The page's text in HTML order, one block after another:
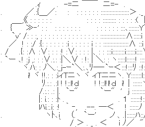
.ｨ . -=ニ ￣￣ ニ=- .
. ／.:{＿／: : : : : : : : :::::::::::::::::::＞ ._
＿_,《 : : : : : : : : : : ::::::::: : : : : :(
. { ≫‐' : : : : : : : : : : : : : : : :::､
`v' /: : :, : : : : : : : : : : : : : : :
／ ! : :/ :{: : : : : : :i : : : : : i : :
. / .{: :∧ :∨: : : :! :∨: : : : |、: :
. `ー ､! :j ,: : :∨.:.: :|＼∨ : !: | ＼: : ヽ
ヾ.ﾊ: : ﾉ＼.:_j-ｰ`＼:.､ﾘ─‐`ｰ＜:::!:::ﾘ
i! ヾ !!.: : :iィTニヽ ヾ ィTニニヽ.
ﾘ.:.: .:l ! !::l!ｄ ! !::l!l!ｄ i!｜::::::ヽ
/.:.: .: |. `ｰ" `ー" ' j :::::::::ﾄ.
|: i.: : :ﾄ . . １
lﾊi.:.i: :! ｀ ‐, .--. ─＜ ! ::::::ﾉ :ﾘ
. ヽﾄ､i （. `ー' ノ 、.|::::::ﾊ
｀ / ＞ . _ . ＜ i ﾉ／ " ２